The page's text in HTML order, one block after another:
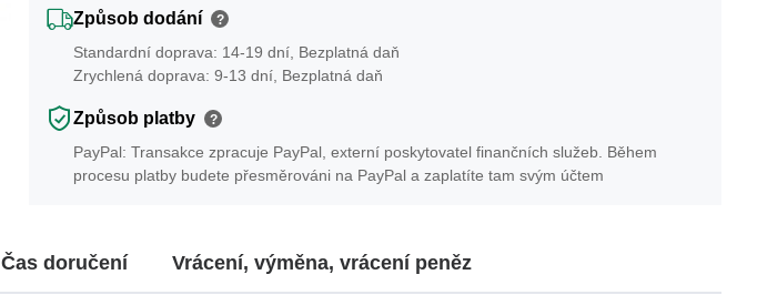
Způsob dodání ?
Standardní doprava: 14-19 dní, Bezplatná daň
Zrychlená doprava: 9-13 dní, Bezplatná daň
Způsob platby ?
PayPal: Transakce zpracuje PayPal, externí poskytovatel finančních služeb. Během
procesu platby budete přesměrováni na PayPal a zaplatíte tam svým účtem
Čas doručení Vrácení, výměna, vrácení peněz